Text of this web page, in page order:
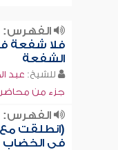
الفهرس:
فلا شفعة
الشفعة
للشيخ: عبد
جزء من محاضرة
الفهرس:
(انطلقت مع
في الخضاب